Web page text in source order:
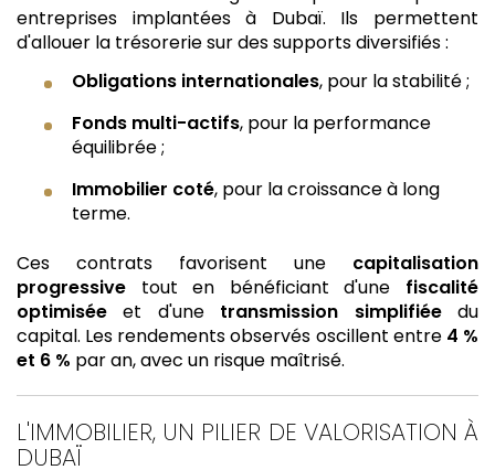
entreprises implantées à Dubaï. Ils permettent
d'allouer la trésorerie sur des supports diversifiés :
Obligations internationales, pour la stabilité ;
Fonds multi-actifs, pour la performance
équilibrée ;
Immobilier coté, pour la croissance à long
terme.
Ces contrats favorisent une capitalisation
progressive tout en bénéficiant d'une fiscalité
optimisée et d'une transmission simplifiéedu
capital. Les rendements observés oscillent entre 4 %
et 6 % par an, avec un risque maîtrisé.
L'IMMOBILIER, UN PILIER DE VALORISATION À
DUBAÏ